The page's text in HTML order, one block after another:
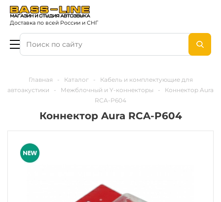
Доставка по всей России и СНГ
Главная - Каталог -
Кабель и комплектующие для
автоакустики
- Межблочный и Y-коннекторы -
Коннектор Aura
RCA-P604
Коннектор Aura RCA-P604